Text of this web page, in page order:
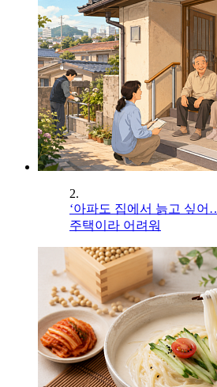
2.
‘아파도 집에서 늙고 싶어
주택이라 어려워